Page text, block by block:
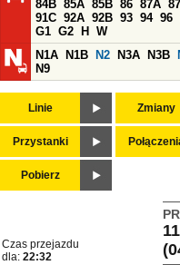
84B 85A 85B 86 87A
91C 92A 92B 93 94 96
G1 G2 H
W
N1A
N1B N2 N3A N3B
N9
Linie Zmiany
Przystanki
Pobierz
Czas przejazdu
dla: 22:32